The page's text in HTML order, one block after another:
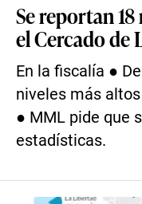
Se reportan
el Cercado de
En la fiscalía ●
niveles más
● MML pide que
estadísticas.